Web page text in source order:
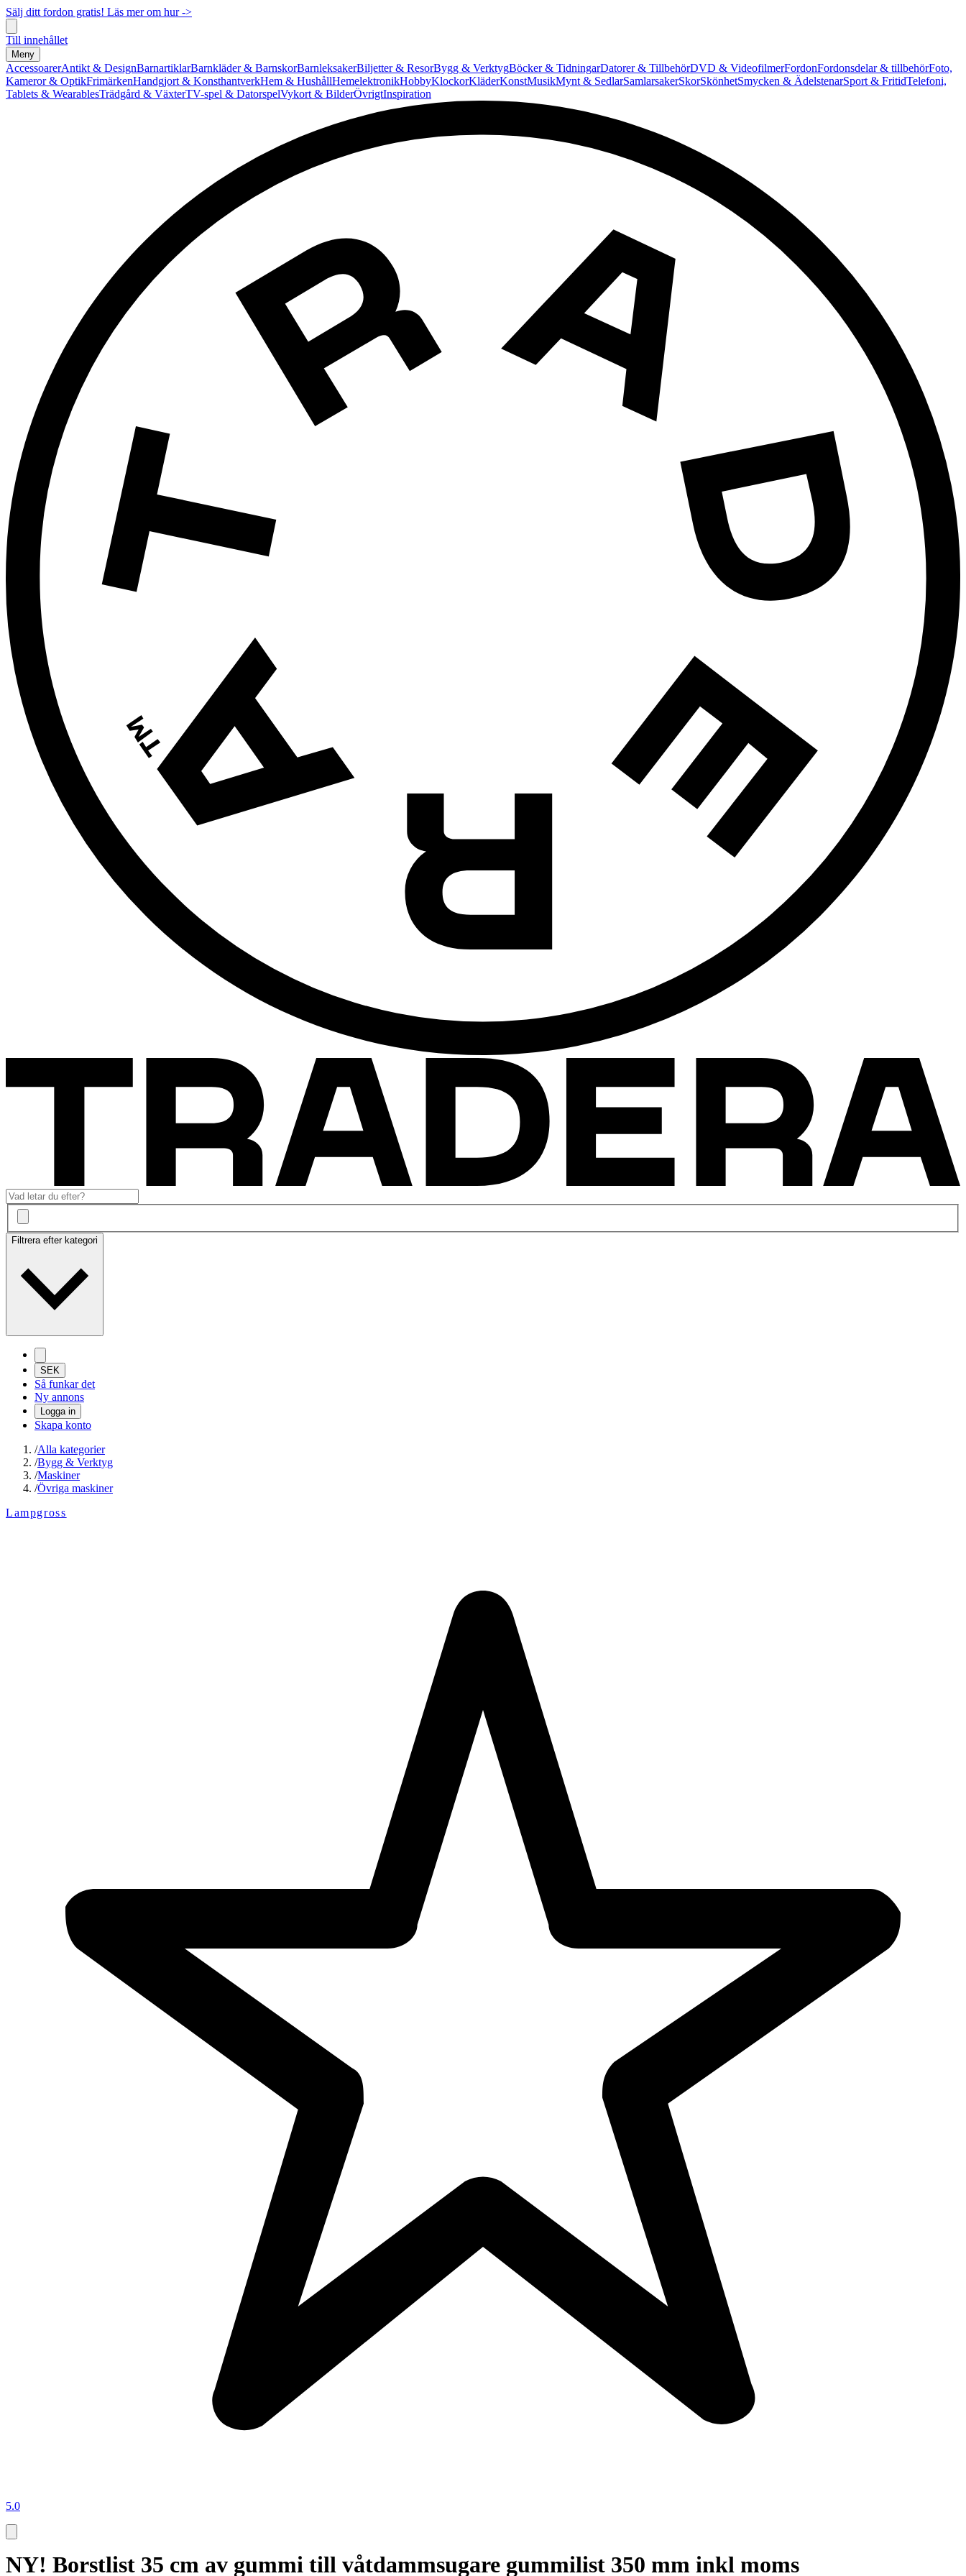
Sälj ditt fordon gratis! Läs mer om hur ->
Till innehållet
Meny
AccessoarerAntikt & DesignBarnartiklarBarnkläder & BarnskorBarnleksakerBiljetter & ResorBygg & VerktygBöcker & TidningarDatorer & TillbehörDVD & VideofilmerFordonFordonsdelar & tillbehörFoto,
Kameror & OptikFrimärkenHandgjort & KonsthantverkHem & HushållHemelektronikHobbyKlockorKläderKonstMusikMynt & SedlarSamlarsakerSkorSkönhetSmycken & ÄdelstenarSport & FritidTelefoni,
Tablets & WearablesTrädgård & VäxterTV-spel & DatorspelVykort & BilderÖvrigtInspiration
Filtrera efter kategori
SEK
Så funkar det
Ny annons
Logga in
Skapa konto
/Alla kategorier
/Bygg & Verktyg
/Maskiner
/Övriga maskiner
Lampgross
5.0
NY! Borstlist 35 cm av gummi till våtdammsugare gummilist 350 mm inkl moms